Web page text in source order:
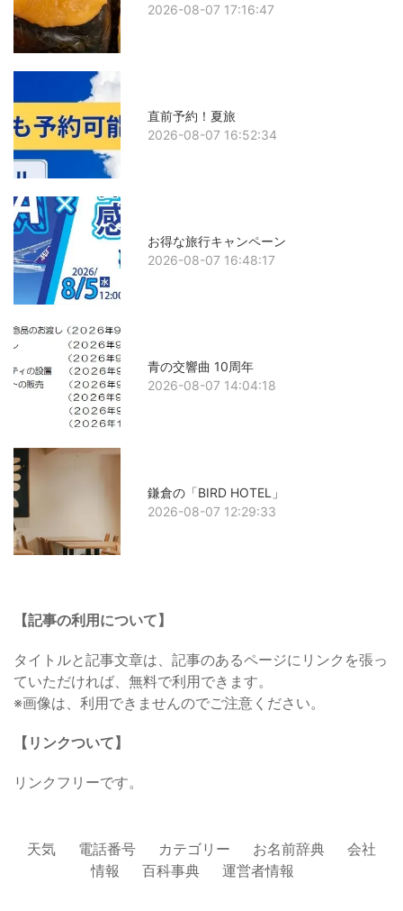
2026-08-07 17:16:47
直前予約！夏旅
2026-08-07 16:52:34
お得な旅行キャンペーン
2026-08-07 16:48:17
青の交響曲 10周年
2026-08-07 14:04:18
鎌倉の「BIRD HOTEL」
2026-08-07 12:29:33
【記事の利用について】
タイトルと記事文章は、記事のあるページにリンクを張っ
ていただければ、無料で利用できます。
※画像は、利用できませんのでご注意ください。
【リンクついて】
リンクフリーです。
天気 電話番号 カテゴリー お名前辞典
会社
情報
百科事典 運営者情報